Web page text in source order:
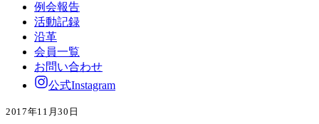
例会報告
活動記録
沿革
会員一覧
お問い合わせ
公式Instagram
2017年11月30日